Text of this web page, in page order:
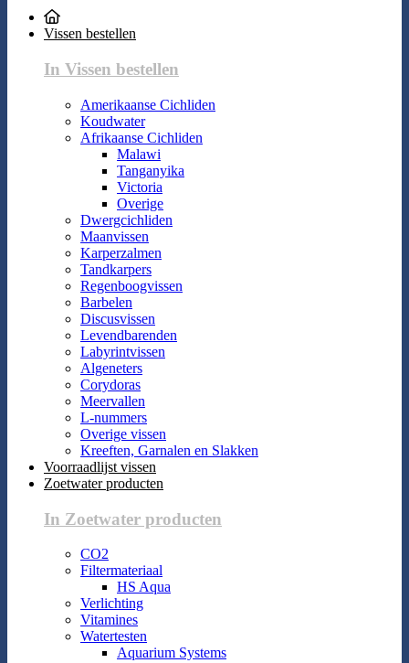
Vissen bestellen
In Vissen bestellen
Amerikaanse Cichliden
Koudwater
Afrikaanse Cichliden
Malawi
Tanganyika
Victoria
Overige
Dwergcichliden
Maanvissen
Karperzalmen
Tandkarpers
Regenboogvissen
Barbelen
Discusvissen
Levendbarenden
Labyrintvissen
Algeneters
Corydoras
Meervallen
L-nummers
Overige vissen
Kreeften, Garnalen en Slakken
Voorraadlijst vissen
Zoetwater producten
In Zoetwater producten
CO2
Filtermateriaal
HS Aqua
Verlichting
Vitamines
Watertesten
Aquarium Systems